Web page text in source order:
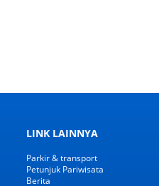
LINK LAINNYA
Parkir & transport
Petunjuk Pariwisata
Berita